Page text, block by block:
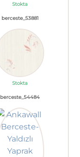
Stokta
berceste_53881
Stokta
berceste_54484